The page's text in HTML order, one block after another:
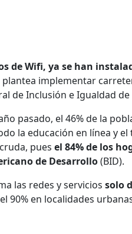
de Wifi, ya se han
implementar
de Inclusión e Igualdad
pasado, el 46% de la
la educación en línea y
pues el 84% de los
de Desarrollo(BID).
las redes y servicios solo
90% en localidades